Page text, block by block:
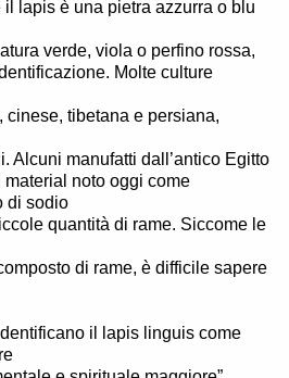
lapis è una pietra azzurra o blu
verde, viola o perfino rossa,
Molte culture
tibetana e persiana,
Alcuni manufatti dall’antico Egitto
noto oggi come
di sodio
quantità di rame. Siccome le
di rame, è difficile sapere
il lapis linguis come